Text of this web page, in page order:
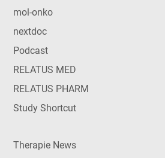
mol-onko
nextdoc
Podcast
RELATUS MED
RELATUS PHARM
Study Shortcut
Therapie News